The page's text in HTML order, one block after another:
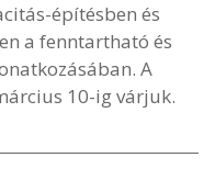
építésben és
a fenntartható és
A
10-ig várjuk.